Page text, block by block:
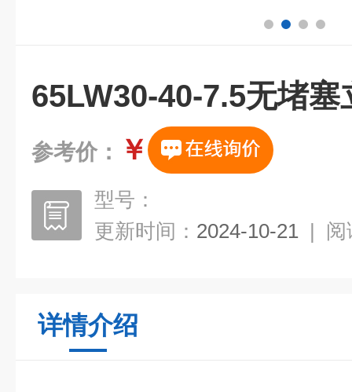
65LW30-40-7.5无堵塞
参考价： ￥
型号：
更新时间： 2024-10-21 | 阅
详情介绍